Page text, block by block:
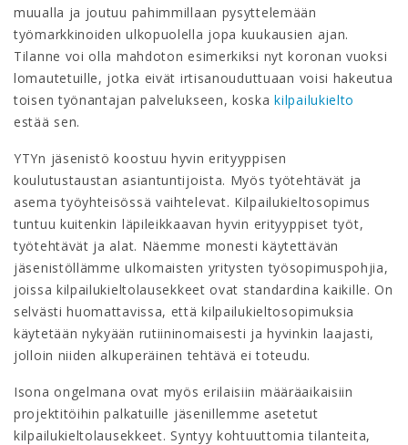
muualla ja joutuu pahimmillaan pysyttelemään
työmarkkinoiden ulkopuolella jopa kuukausien ajan.
Tilanne voi olla mahdoton esimerkiksi nyt koronan vuoksi
lomautetuille, jotka eivät irtisanouduttuaan voisi hakeutua
toisen työnantajan palvelukseen, koskakilpailukielto
estää sen.
YTYn jäsenistö koostuu hyvin erityyppisen
koulutustaustan asiantuntijoista. Myös työtehtävät ja
asema työyhteisössä vaihtelevat. Kilpailukieltosopimus
tuntuu kuitenkin läpileikkaavan hyvin erityyppiset työt,
työtehtävät ja alat. Näemme monesti käytettävän
jäsenistöllämme ulkomaisten yritysten työsopimuspohjia,
joissa kilpailukieltolausekkeet ovat standardina kaikille. On
selvästi huomattavissa, että kilpailukieltosopimuksia
käytetään nykyään rutiininomaisesti ja hyvinkin laajasti,
jolloin niiden alkuperäinen tehtävä ei toteudu.
Isona ongelmana ovat myös erilaisiin määräaikaisiin
projektitöihin palkatuille jäsenillemme asetetut
kilpailukieltolausekkeet. Syntyy kohtuuttomia tilanteita,